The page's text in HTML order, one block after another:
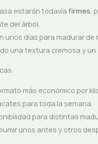
estarán todavíafirmes ,
del árbol.
unos días para madurar de
una textura cremosa y un
más económico por
para toda la semana
para distintas
unos antes y otros